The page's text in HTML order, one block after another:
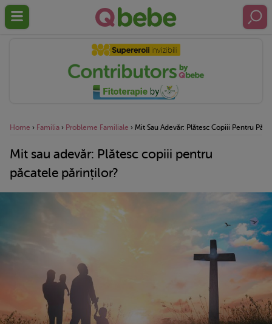
Home › Familia › Probleme Familiale › Mit Sau Adevăr: Plătesc Copiii Pentru
Mit sau adevăr: Plătesc copiii pentru
păcatele părinților?